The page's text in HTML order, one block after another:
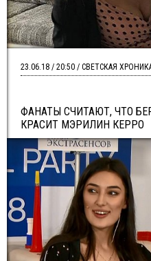
ФАНАТЫ СЧИТАЮТ, ЧТО
КРАСИТ МЭРИЛИН КЕРРО
23.06.18 / 20:50 / СВЕТСКАЯ